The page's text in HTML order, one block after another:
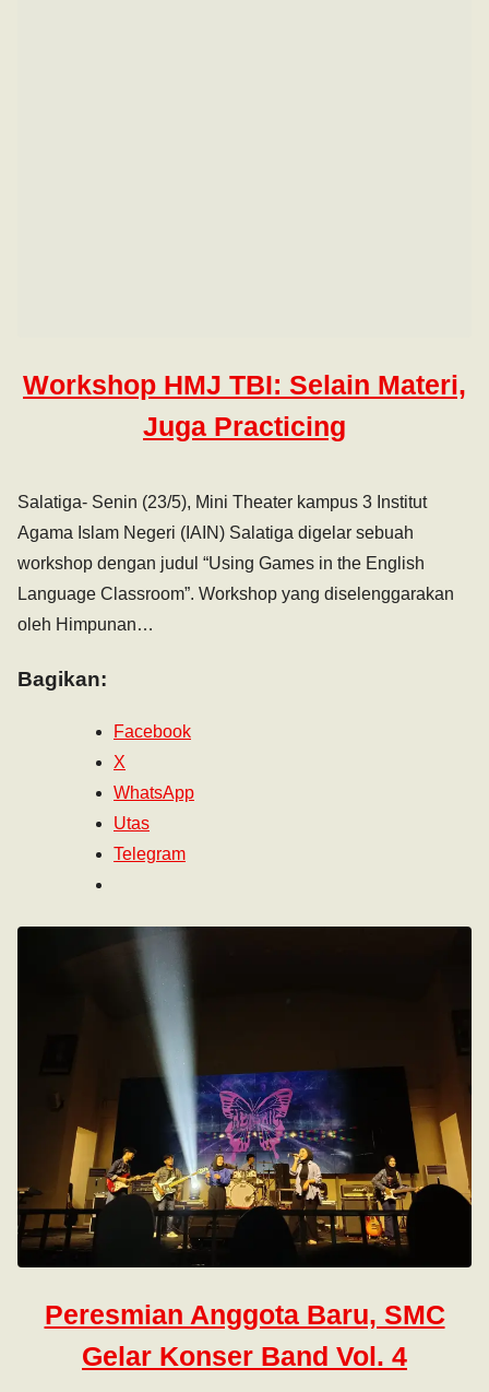
Workshop HMJ TBI: Selain Materi,
Juga Practicing
Salatiga- Senin (23/5), Mini Theater kampus 3 Institut
Agama Islam Negeri (IAIN) Salatiga digelar sebuah
workshop dengan judul “Using Games in the English
Language Classroom”. Workshop yang diselenggarakan
oleh Himpunan…
Bagikan:
Facebook
X
WhatsApp
Utas
Telegram
Peresmian Anggota Baru, SMC
Gelar Konser Band Vol. 4